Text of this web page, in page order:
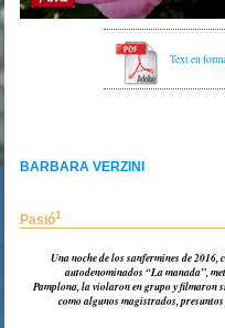
Text en
BARBARA VERZINI
Pasió1
Una noche de los sanfermines de 2016,
autodenominados “La manada”,
Pamplona, la violaron en grupo y filmaron
como algunos magistrados,